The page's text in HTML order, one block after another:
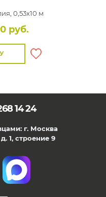
0,53x10 м
руб.
14 24
г. Москва
1, строение 9